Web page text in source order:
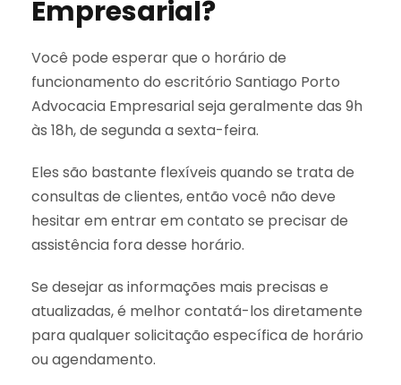
Empresarial?
Você pode esperar que o horário de
funcionamento do escritório Santiago Porto
Advocacia Empresarial seja geralmente das 9h
às 18h, de segunda a sexta-feira.
Eles são bastante flexíveis quando se trata de
consultas de clientes, então você não deve
hesitar em entrar em contato se precisar de
assistência fora desse horário.
Se desejar as informações mais precisas e
atualizadas, é melhor contatá-los diretamente
para qualquer solicitação específica de horário
ou agendamento.